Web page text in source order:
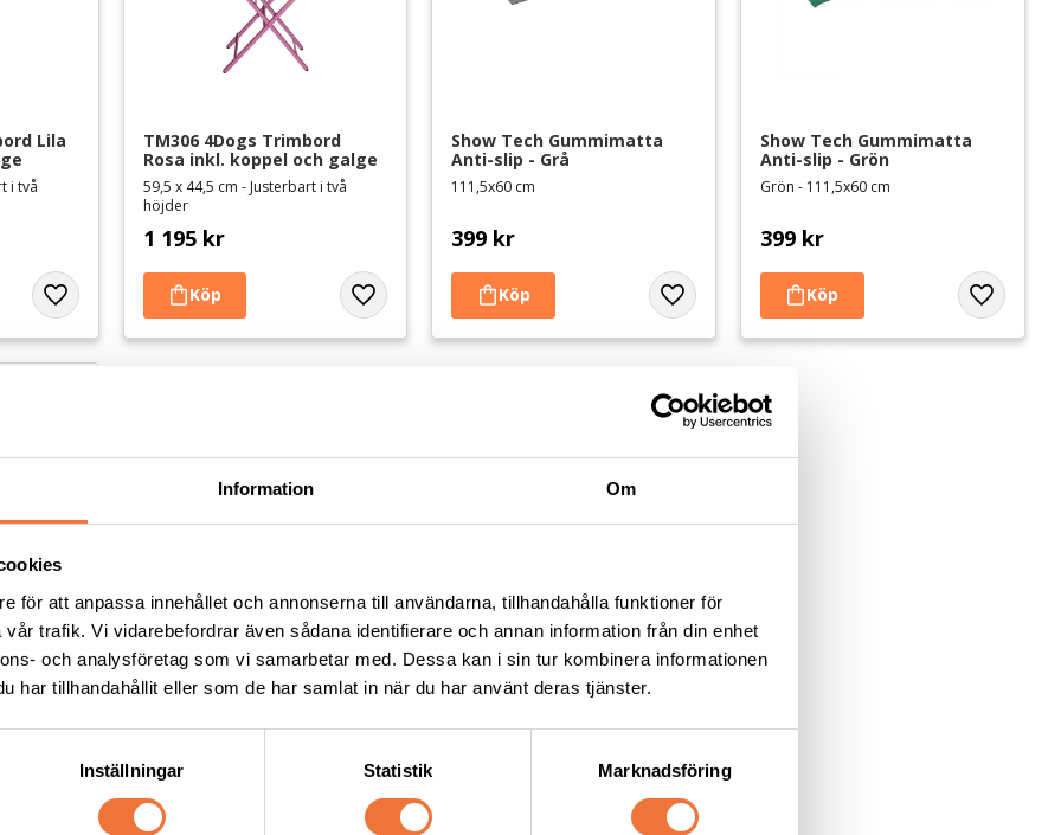
Information Om
för att anpassa innehållet och annonserna till användarna, tillhandahålla funktioner för
trafik. Vi vidarebefordrar även sådana identifierare och annan information från din enhet
och analysföretag som vi samarbetar med. Dessa kan i sin tur kombinera informationen
har tillhandahållit eller som de har samlat in när du har använt deras tjänster.
Inställningar Statistik Marknadsföring
Lila
i två
Lägg till i favoriter
TM306 4Dogs Trimbord
Rosa inkl. koppel och galge
59,5 x 44,5 cm - Justerbart i två
höjder
1 195kr
Lägg till i favoriter
Show Tech Gummimatta
Anti-slip - Grå
111,5x60 cm
399 kr
Lägg till i favoriter
Show Tech Gummimatta
Anti-slip - Grön
Grön - 111,5x60 cm
399 kr
Lägg till i
Lägg till i favoriter